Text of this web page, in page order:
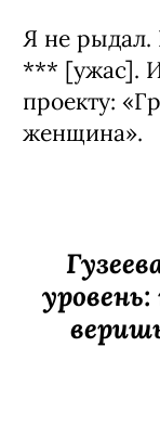
Я не рыдал.
*** [ужас]. И
проекту:
женщина».